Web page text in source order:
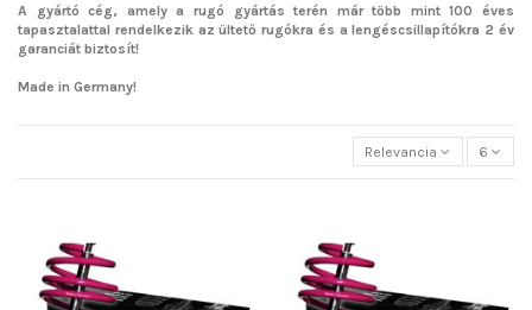
A gyártó cég, amely a rugó gyártás terén már több mint 100 éves
tapasztalattal rendelkezik az ültető rugókra és a lengéscsillapítókra 2 év
garanciát biztosít!
Made in Germany!
Relevancia 6